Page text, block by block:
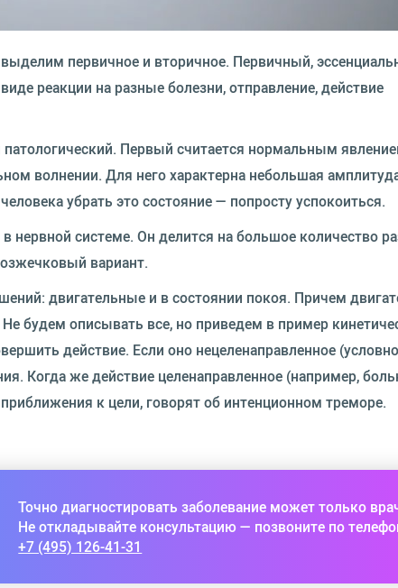
первичное и вторичное. Первичный,
реакции на разные болезни, отправление, действие
Первый считается нормальным
волнении. Для него характерна небольшая
убрать это состояние — попросту успокоиться.
системе. Он делится на большое количество
вариант.
двигательные и в состоянии покоя. Причем
будем описывать все, но приведем в пример
действие. Если оно нецеленаправленное
Когда же действие целенаправленное (например,
к цели, говорят об интенционном треморе.
Точно диагностировать заболевание может только
Не откладывайте консультацию — позвоните по
+7 (495) 126-41-31